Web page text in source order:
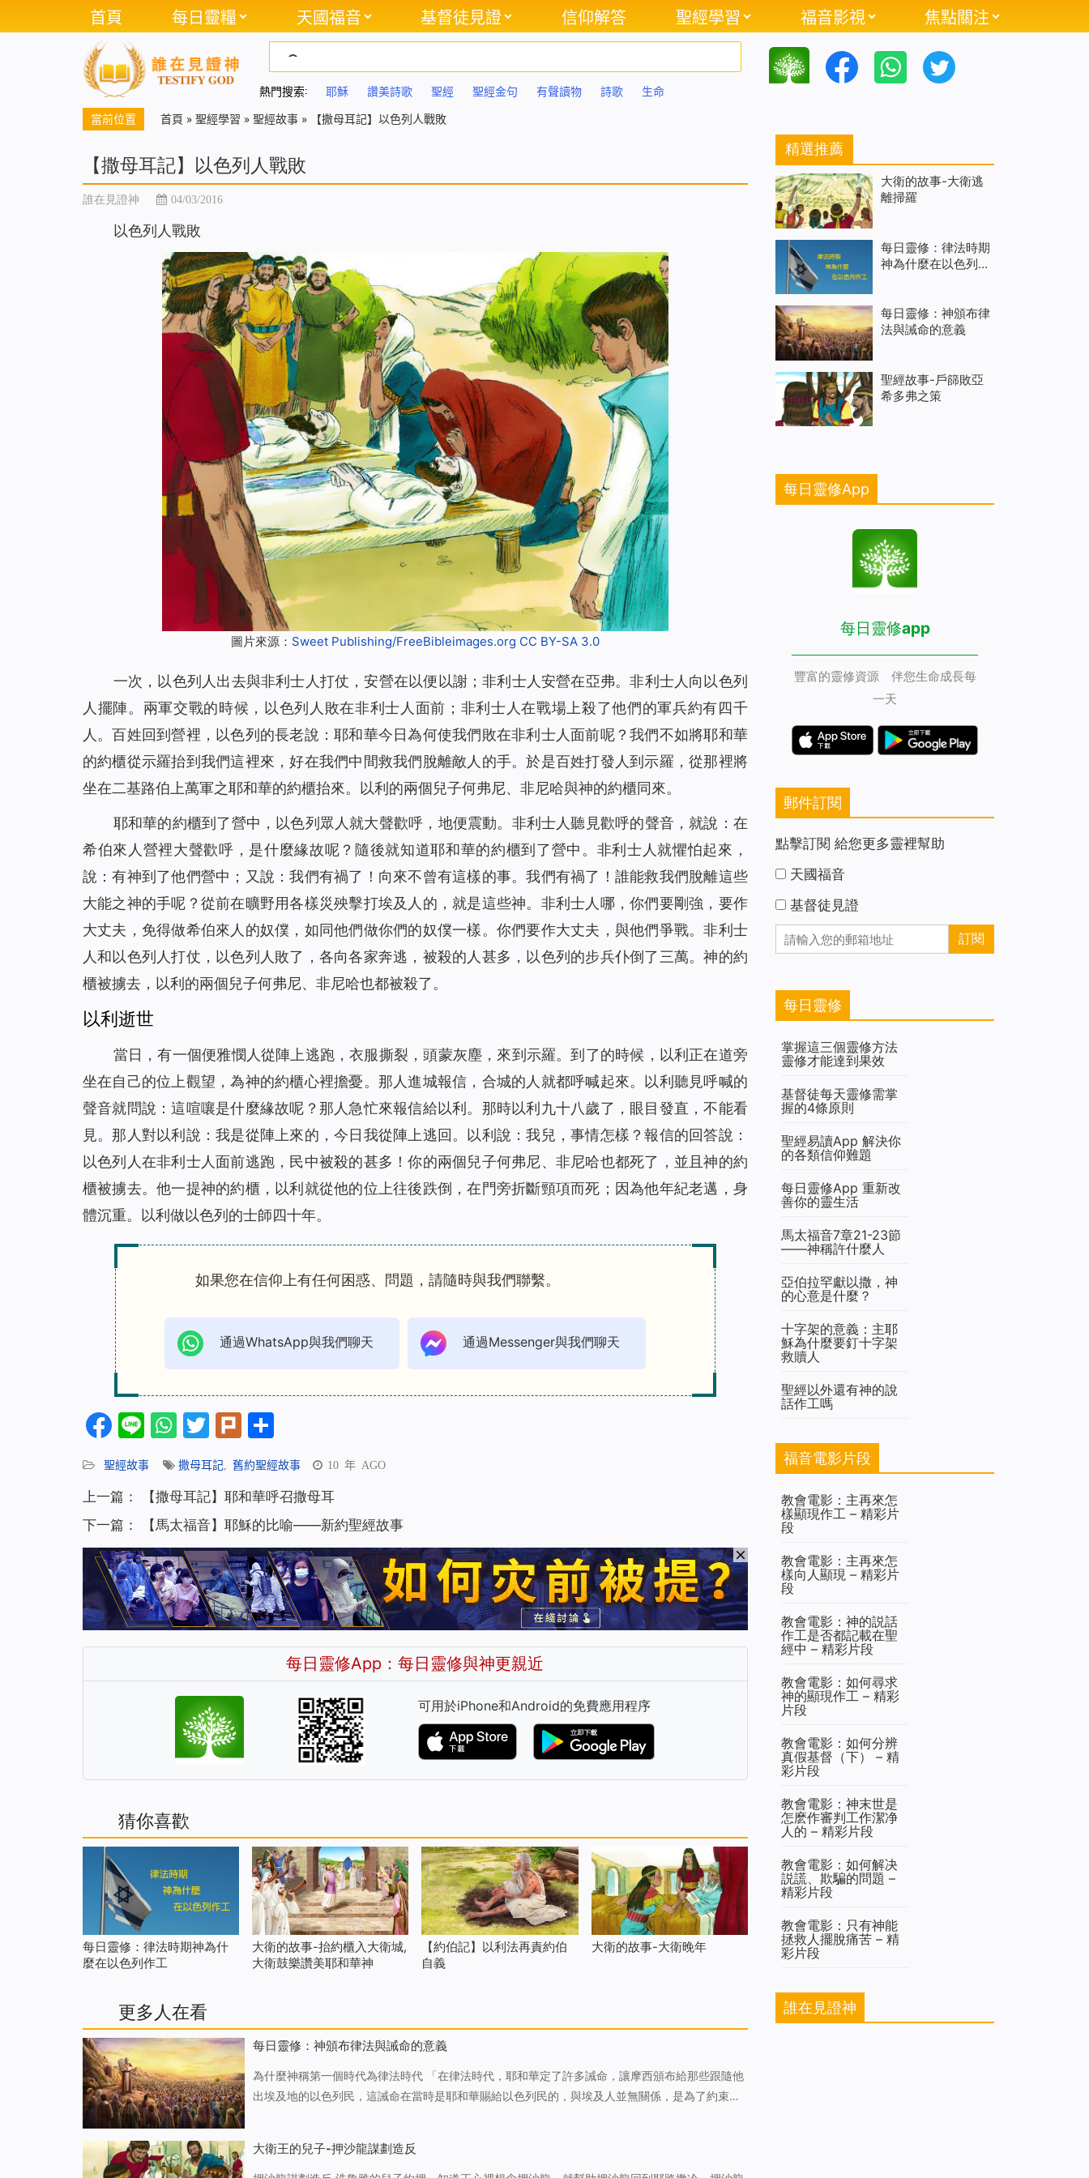
首頁 每日靈糧 天國福音 基督徒見證 信仰解答 聖經學習 福音影視 焦點關注
熱門搜索: 耶穌 讚美詩歌 聖經 聖經金句 有聲讀物 詩歌 生命
當前位置 首頁 » 聖經學習 » 聖經故事 » 【撒母耳記】以色列人戰敗
【撒母耳記】以色列人戰敗
誰在見證神 04/03/2016
以色列人戰敗
圖片來源： Sweet Publishing/FreeBibleimages.org CC BY-SA 3.0
一次，以色列人出去與非利士人打仗，安營在以便以謝；非利士人安營在亞弗。非利士人向以色列
人擺陣。兩軍交戰的時候，以色列人敗在非利士人面前；非利士人在戰場上殺了他們的軍兵約有四千
人。百姓回到營裡，以色列的長老說：耶和華今日為何使我們敗在非利士人面前呢？我們不如將耶和華
的約櫃從示羅抬到我們這裡來，好在我們中間救我們脫離敵人的手。於是百姓打發人到示羅，從那裡將
坐在二基路伯上萬軍之耶和華的約櫃抬來。以利的兩個兒子何弗尼、非尼哈與神的約櫃同來。
耶和華的約櫃到了營中，以色列眾人就大聲歡呼，地便震動。非利士人聽見歡呼的聲音，就說：在
希伯來人營裡大聲歡呼，是什麼緣故呢？隨後就知道耶和華的約櫃到了營中。非利士人就懼怕起來，
說：有神到了他們營中；又說：我們有禍了！向來不曾有這樣的事。我們有禍了！誰能救我們脫離這些
大能之神的手呢？從前在曠野用各樣災殃擊打埃及人的，就是這些神。非利士人哪，你們要剛強，要作
大丈夫，免得做希伯來人的奴僕，如同他們做你們的奴僕一樣。你們要作大丈夫，與他們爭戰。非利士
人和以色列人打仗，以色列人敗了，各向各家奔逃，被殺的人甚多，以色列的步兵仆倒了三萬。神的約
櫃被擄去，以利的兩個兒子何弗尼、非尼哈也都被殺了。
以利逝世
當日，有一個便雅憫人從陣上逃跑，衣服撕裂，頭蒙灰塵，來到示羅。到了的時候，以利正在道旁
坐在自己的位上觀望，為神的約櫃心裡擔憂。那人進城報信，合城的人就都呼喊起來。以利聽見呼喊的
聲音就問說：這喧嚷是什麼緣故呢？那人急忙來報信給以利。那時以利九十八歲了，眼目發直，不能看
見。那人對以利說：我是從陣上來的，今日我從陣上逃回。以利說：我兒，事情怎樣？報信的回答說：
以色列人在非利士人面前逃跑，民中被殺的甚多！你的兩個兒子何弗尼、非尼哈也都死了，並且神的約
櫃被擄去。他一提神的約櫃，以利就從他的位上往後跌倒，在門旁折斷頸項而死；因為他年紀老邁，身
體沉重。以利做以色列的士師四十年。
如果您在信仰上有任何困惑、問題，請隨時與我們聯繫。
通過WhatsApp與我們聊天 通過Messenger與我們聊天
Facebook
LineWhatsApp
Twitter
Plurk
享
聖經故事 撒母耳記 舊約聖經故事 10 年 AGO
上一篇：
【撒母耳記】耶和華呼召撒母耳
下一篇：
【馬太福音】耶穌的比喻——新約聖經故事
每日靈修App：每日靈修與神更親近
可用於iPhone和Android的免費應用程序
猜你喜歡
每日靈修：律法時期神為什
麼在以色列作工
大衛的故事-抬約櫃入大衛城,
大衛鼓樂讚美耶和華神
【約伯記】以利法再責約伯
自義
大衛的故事-大衛晚年
更多人在看
每日靈修：神頒布律法與誡命的意義
為什麼神稱第一個時代為律法時代 「在律法時代，耶和華定了許多誡命，讓摩西頒布給那些跟隨他
出埃及地的以色列民，這誡命在當時是耶和華賜給以色列民的，與埃及人並無關係，是為了約束以
大衛王的兒子-押沙龍謀劃造反
精選推薦
大衛的故事-大衛逃
離掃羅
每日靈修：律法時期
神為什麼在以色列作
每日靈修：神頒布律
法與誡命的意義
聖經故事-戶篩敗亞
希多弗之策
每日靈修App
每日靈修app
豐富的靈修資源 伴您生命成長每
一天
郵件訂閱
點擊訂閱 給您更多靈裡幫助
天國福音
基督徒見證
每日靈修
掌握這三個靈修方法
靈修才能達到果效
基督徒每天靈修需掌
握的4條原則
聖經易讀App 解決你
的各類信仰難題
每日靈修App 重新改
善你的靈生活
馬太福音7章21-23節
——神稱許什麼人
亞伯拉罕獻以撒，神
的心意是什麼？
十字架的意義：主耶
穌為什麼要釘十字架
救贖人
聖經以外還有神的說
話作工嗎
福音電影片段
教會電影：主再來怎
樣顯現作工 – 精彩片
段
教會電影：主再來怎
樣向人顯現 – 精彩片
段
教會電影：神的説話
作工是否都記載在聖
經中 – 精彩片段
教會電影：如何尋求
神的顯現作工 – 精彩
片段
教會電影：如何分辨
真假基督（下） – 精
彩片段
教會電影：神末世是
怎麽作審判工作潔净
人的 – 精彩片段
教會電影：如何解决
説謊、欺騙的問題 –
精彩片段
教會電影：只有神能
拯救人擺脫痛苦 – 精
彩片段
誰在見證神